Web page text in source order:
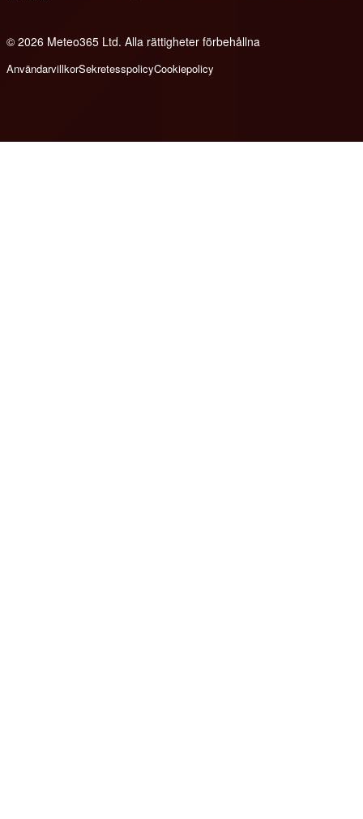
© 2026 Meteo365 Ltd. Alla rättigheter förbehållna
AnvändarvillkorSekretesspolicyCookiepolicy